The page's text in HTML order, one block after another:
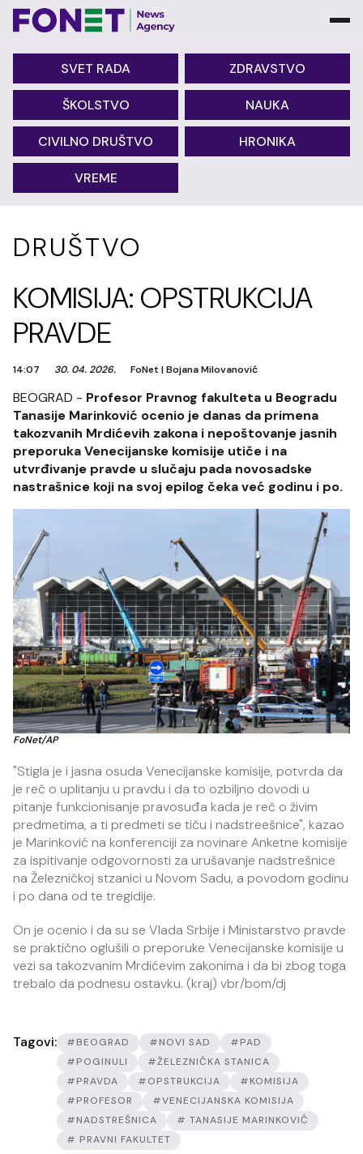
SVET RADA ZDRAVSTVO
ŠKOLSTVO NAUKA
CIVILNO DRUŠTVO HRONIKA
VREME
DRUŠTVO
KOMISIJA: OPSTRUKCIJA
PRAVDE
14:07 30. 04. 2026. FoNet |Bojana Milovanović
BEOGRAD - Profesor Pravnog fakulteta u Beogradu
Tanasije Marinković ocenio je danas da primena
takozvanih Mrdićevih zakona i nepoštovanje jasnih
preporuka Venecijanske komisije utiče i na
utvrđivanje pravde u slučaju pada novosadske
nastrašnice koji na svoj epilog čeka već godinu i po.
FoNet/AP
"Stigla je i jasna osuda Venecijanske komisije, potvrda da
je reč o uplitanju u pravdu i da to ozbiljno dovodi u
pitanje funkcionisanje pravosuđa kada je reč o živim
predmetima, a ti predmeti se tiču i nadstreešnice", kazao
je Marinković na konferenciji za novinare Anketne komisije
za ispitivanje odgovornosti za urušavanje nadstrešnice
na Železničkoj stzanici u Novom Sadu, a povodom godinu
i po dana od te tregidije.
On je ocenio i da su se Vlada Srbije i Ministarstvo pravde
se praktično oglušili o preporuke Venecijanske komisije u
vezi sa takozvanim Mrdićevim zakonima i da bi zbog toga
trebalo da podnesu ostavku. (kraj) vbr/bom/dj
Tagovi: #BEOGRAD #NOVI SAD
#PAD
#POGINULI
#ŽELEZNIČKA STANICA
#PRAVDA
#OPSTRUKCIJA
#KOMISIJA
#PROFESOR
#VENECIJANSKA KOMISIJA
#NADSTREŠNICA
# TANASIJE MARINKOVIĆ
# PRAVNI FAKULTET